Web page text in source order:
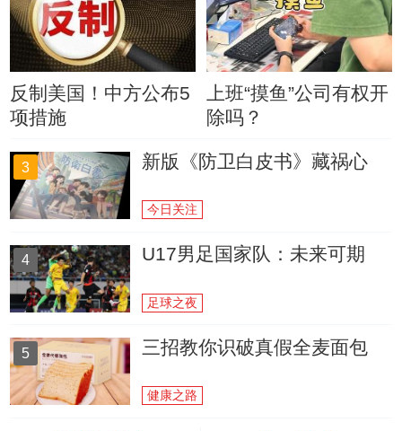
反制美国！中方公布5
项措施
上班“摸鱼”公司有权开
除吗？
3 新版《防卫白皮书》藏祸心
今日关注
4 U17男足国家队：未来可期
足球之夜
5 三招教你识破真假全麦面包
健康之路